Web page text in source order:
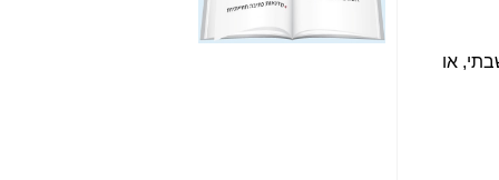
איך כתבות מפנקות
הפכו לפתע לטובת